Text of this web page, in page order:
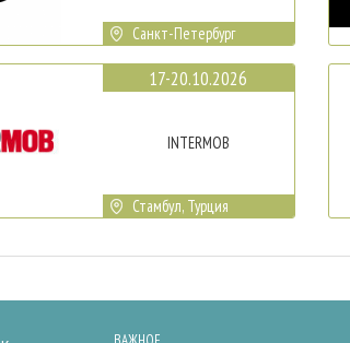
Санкт-Петербург
17-20.10.2026
INTERMOB
Стамбул, Турция